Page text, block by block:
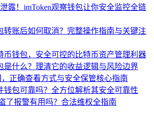
露！imToken观察钱包让你安全监控全链
转账后如何取消？完整操作指南与关键注
币钱包，安全可控的比特币资产管理利器
是什么？理清它的收益逻辑与风险边界
正确查看方式与安全保管核心指南
钱包可靠吗？全方位解析其安全可靠性
了报警有用吗？合法维权全指南